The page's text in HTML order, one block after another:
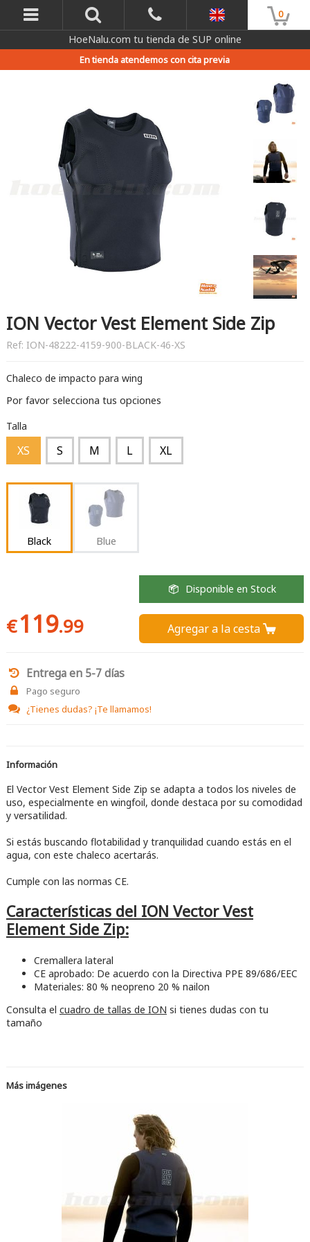
0
HoeNalu.com tu tienda de SUP online
En tienda atendemos con cita previa
ION Vector Vest Element Side Zip
Ref: ION-48222-4159-900-BLACK-46-XS
Chaleco de impacto para wing
Por favor selecciona tus opciones
Talla
XS S M L XL
Black Blue
€119.99
Disponible en Stock
Agregar a la cesta 
Entrega en 5-7 días
Pago seguro
¿Tienes dudas? ¡Te llamamos!
Información
El Vector Vest Element Side Zip se adapta a todos los niveles de
uso, especialmente en wingfoil, donde destaca por su comodidad
y versatilidad.
Si estás buscando flotabilidad y tranquilidad cuando estás en el
agua, con este chaleco acertarás.
Cumple con las normas CE.
Características del ION Vector Vest
Element Side Zip:
Cremallera lateral
CE aprobado: De acuerdo con la Directiva PPE 89/686/EEC
Materiales: 80 % neopreno 20 % nailon
Consulta el cuadro de tallas de ION si tienes dudas con tu
tamaño
Más imágenes